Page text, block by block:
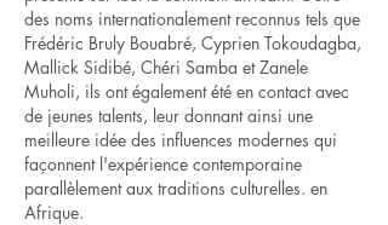
des noms internationalement reconnus tels que
Frédéric Bruly Bouabré, Cyprien Tokoudagba,
Mallick Sidibé, Chéri Samba et Zanele
Muholi, ils ont également été en contact avec
de jeunes talents, leur donnant ainsi une
meilleure idée des influences modernes qui
façonnent l'expérience contemporaine
parallèlement aux traditions culturelles. en
Afrique.